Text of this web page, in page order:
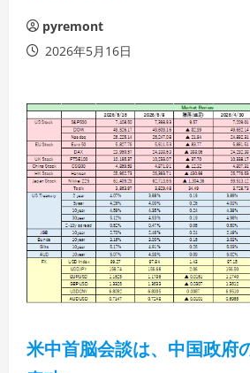
pyremont
2026年5月16日
米中首脳会談は、中国政府